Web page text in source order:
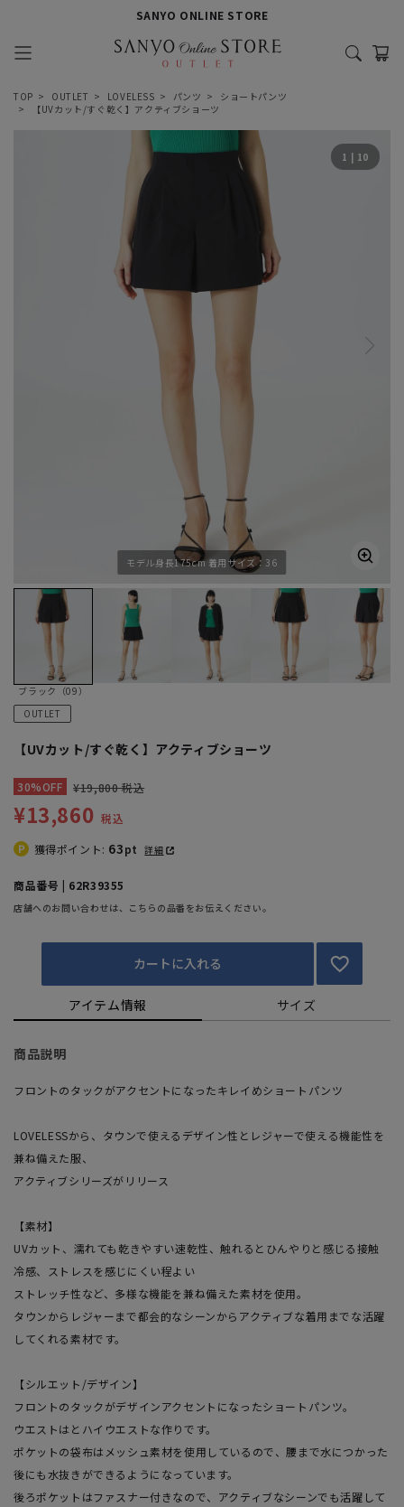
SANYO ONLINE STORE
TOP OUTLET LOVELESS パンツ
ショートパンツ
【UVカット/すぐ乾く】アクティブショーツ
モデル身長175cm 着用サイズ：36
1 | 10
ブラック（09）
OUTLET
【UVカット/すぐ乾く】アクティブショーツ
30%OFF ¥19,800 税込
¥13,860 税込
獲得ポイント: 63pt 詳細
商品番号 | 62R39355
店舗へのお問い合わせは、こちらの品番をお伝えください。
カートに入れる
アイテム情報 サイズ
商品説明
フロントのタックがアクセントになったキレイめショートパンツ
LOVELESSから、タウンで使えるデザイン性とレジャーで使える機能性を
兼ね備えた服、
アクティブシリーズがリリース
【素材】
UVカット、濡れても乾きやすい速乾性、触れるとひんやりと感じる接触
冷感、ストレスを感じにくい程よい
ストレッチ性など、多様な機能を兼ね備えた素材を使用。
タウンからレジャーまで都会的なシーンからアクティブな着用までな活躍
してくれる素材です。
【シルエット/デザイン】
フロントのタックがデザインアクセントになったショートパンツ。
ウエストはとハイウエストな作りです。
ポケットの袋布はメッシュ素材を使用しているので、腰まで水につかった
後にも水抜きができるようになっています。
後ろポケットはファスナー付きなので、アクティブなシーンでも活躍して